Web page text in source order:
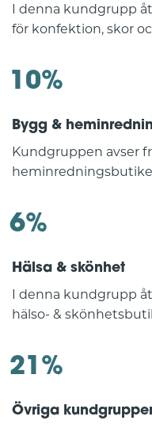
I denna kundgrupp
för konfektion, skor
10%
Bygg &
Kundgruppen avser
6%
Hälsa & skönhet
I denna kundgrupp
hälso- &
21%
Övriga